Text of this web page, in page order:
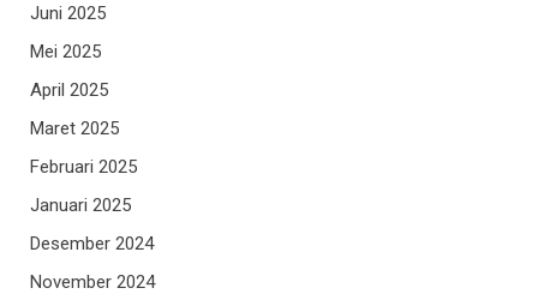
Juni 2025
Mei 2025
April 2025
Maret 2025
Februari 2025
Januari 2025
Desember 2024
November 2024